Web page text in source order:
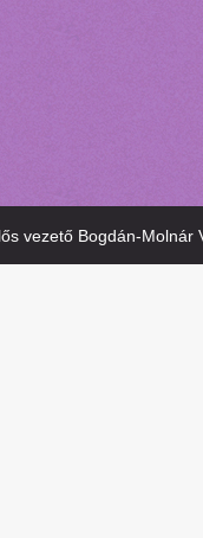
vezető Bogdán-